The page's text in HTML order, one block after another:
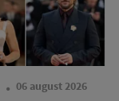
06 august 2026